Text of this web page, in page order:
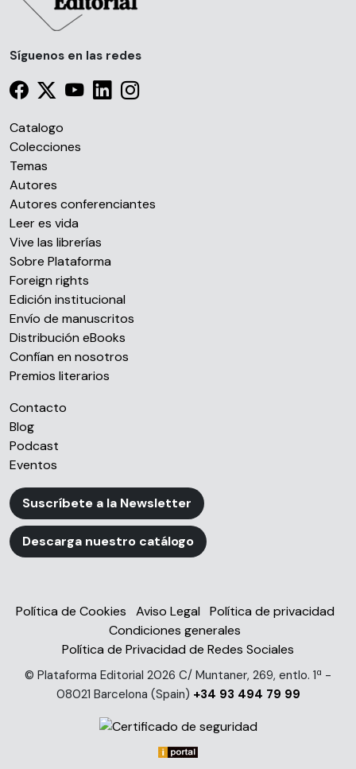
Síguenos en las redes
Catalogo
Colecciones
Temas
Autores
Autores conferenciantes
Leer es vida
Vive las librerías
Sobre Plataforma
Foreign rights
Edición institucional
Envío de manuscritos
Distribución eBooks
Confían en nosotros
Premios literarios
Contacto
Blog
Podcast
Eventos
Suscríbete a la Newsletter
Descarga nuestro catálogo
Política de Cookies Aviso Legal
Política de privacidad
Condiciones generales
Política de Privacidad de Redes Sociales
© Plataforma Editorial 2026 C/ Muntaner, 269, entlo. 1ª -
08021 Barcelona (Spain) +34 93 494 79 99